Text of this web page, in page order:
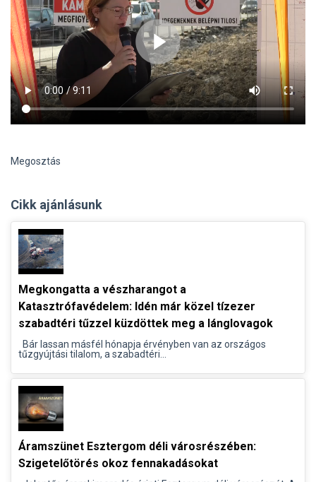
Megosztás
Cikk ajánlásunk
Megkongatta a vészharangot a
Katasztrófavédelem: Idén már közel tízezer
szabadtéri tűzzel küzdöttek meg a lánglovagok
Bár lassan másfél hónapja érvényben van az országos
tűzgyújtási tilalom, a szabadtéri...
Áramszünet Esztergom déli városrészében:
Szigetelőtörés okoz fennakadásokat